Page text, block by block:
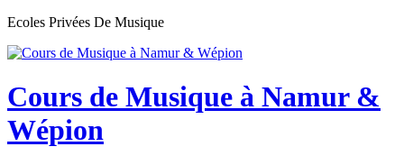
Ecoles Privées De Musique
Cours de Musique à Namur &
Wépion